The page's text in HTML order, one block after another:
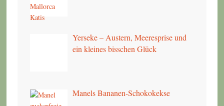
Yerseke – Austern, Meeresprise und
ein kleines bisschen Glück
Manels Bananen-Schokokekse